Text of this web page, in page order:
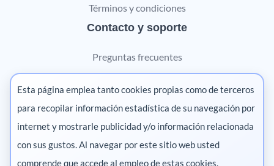
Términos y condiciones
Contacto y soporte
Preguntas frecuentes
Contáctanos
Marketing digital
Pharma
Esta página emplea tanto cookies propias como de terceros
para recopilar información estadística de su navegación por
internet y mostrarle publicidad y/o información relacionada
con sus gustos. Al navegar por este sitio web usted
comprende que accede al empleo de estas cookies.